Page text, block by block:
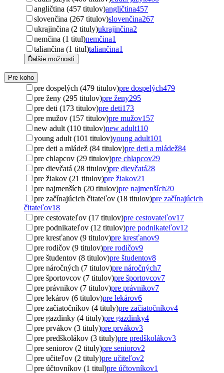
angličtina (457 titulov)angličtina457
slovenčina (267 titulov)slovenčina267
ukrajinčina (2 tituly)ukrajinčina2
nemčina (1 titul)nemčina1
taliančina (1 titul)taliančina1
Ďalšie možnosti
Pre koho
pre dospelých (479 titulov)pre dospelých479
pre ženy (295 titulov)pre ženy295
pre deti (173 titulov)pre deti173
pre mužov (157 titulov)pre mužov157
new adult (110 titulov)new adult110
young adult (101 titulov)young adult101
pre deti a mládež (84 titulov)pre deti a mládež84
pre chlapcov (29 titulov)pre chlapcov29
pre dievčatá (28 titulov)pre dievčatá28
pre žiakov (21 titulov)pre žiakov21
pre najmenších (20 titulov)pre najmenších20
pre začínajúcich čitateľov (18 titulov)pre začínajúcich
čitateľov18
pre cestovateľov (17 titulov)pre cestovateľov17
pre podnikateľov (12 titulov)pre podnikateľov12
pre kresťanov (9 titulov)pre kresťanov9
pre rodičov (9 titulov)pre rodičov9
pre študentov (8 titulov)pre študentov8
pre náročných (7 titulov)pre náročných7
pre športovcov (7 titulov)pre športovcov7
pre právnikov (7 titulov)pre právnikov7
pre lekárov (6 titulov)pre lekárov6
pre začiatočníkov (4 tituly)pre začiatočníkov4
pre gazdinky (4 tituly)pre gazdinky4
pre prvákov (3 tituly)pre prvákov3
pre predškolákov (3 tituly)pre predškolákov3
pre seniorov (2 tituly)pre seniorov2
pre učiteľov (2 tituly)pre učiteľov2
pre účtovníkov (1 titul)pre účtovníkov1